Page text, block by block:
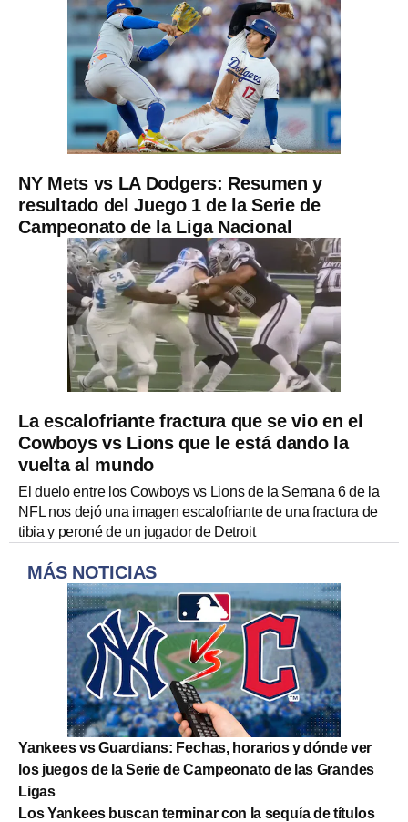
NY Mets vs LA Dodgers: Resumen y
resultado del Juego 1 de la Serie de
Campeonato de la Liga Nacional
La escalofriante fractura que se vio en el
Cowboys vs Lions que le está dando la
vuelta al mundo
El duelo entre los Cowboys vs Lions de la Semana 6 de la
NFL nos dejó una imagen escalofriante de una fractura de
tibia y peroné de un jugador de Detroit
MÁS NOTICIAS
Yankees vs Guardians: Fechas, horarios y dónde ver
los juegos de la Serie de Campeonato de las Grandes
Ligas
Los Yankees buscan terminar con la sequía de títulos